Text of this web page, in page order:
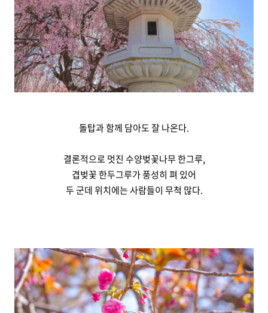
돌탑과 함께 담아도 잘 나온다.
결론적으로 멋진 수양벚꽃나무 한그루,
겹벚꽃 한두그루가 풍성히 펴 있어
두 군데 위치에는 사람들이 무척 많다.